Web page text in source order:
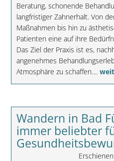
Beratung, schonende
langfristiger Zahnerhalt. Von
Maßnahmen bis hin zu
Patienten eine auf ihre
Das Ziel der Praxis ist es,
angenehmes
Atmosphäre zu schaffen....
Wandern in Bad
immer beliebter